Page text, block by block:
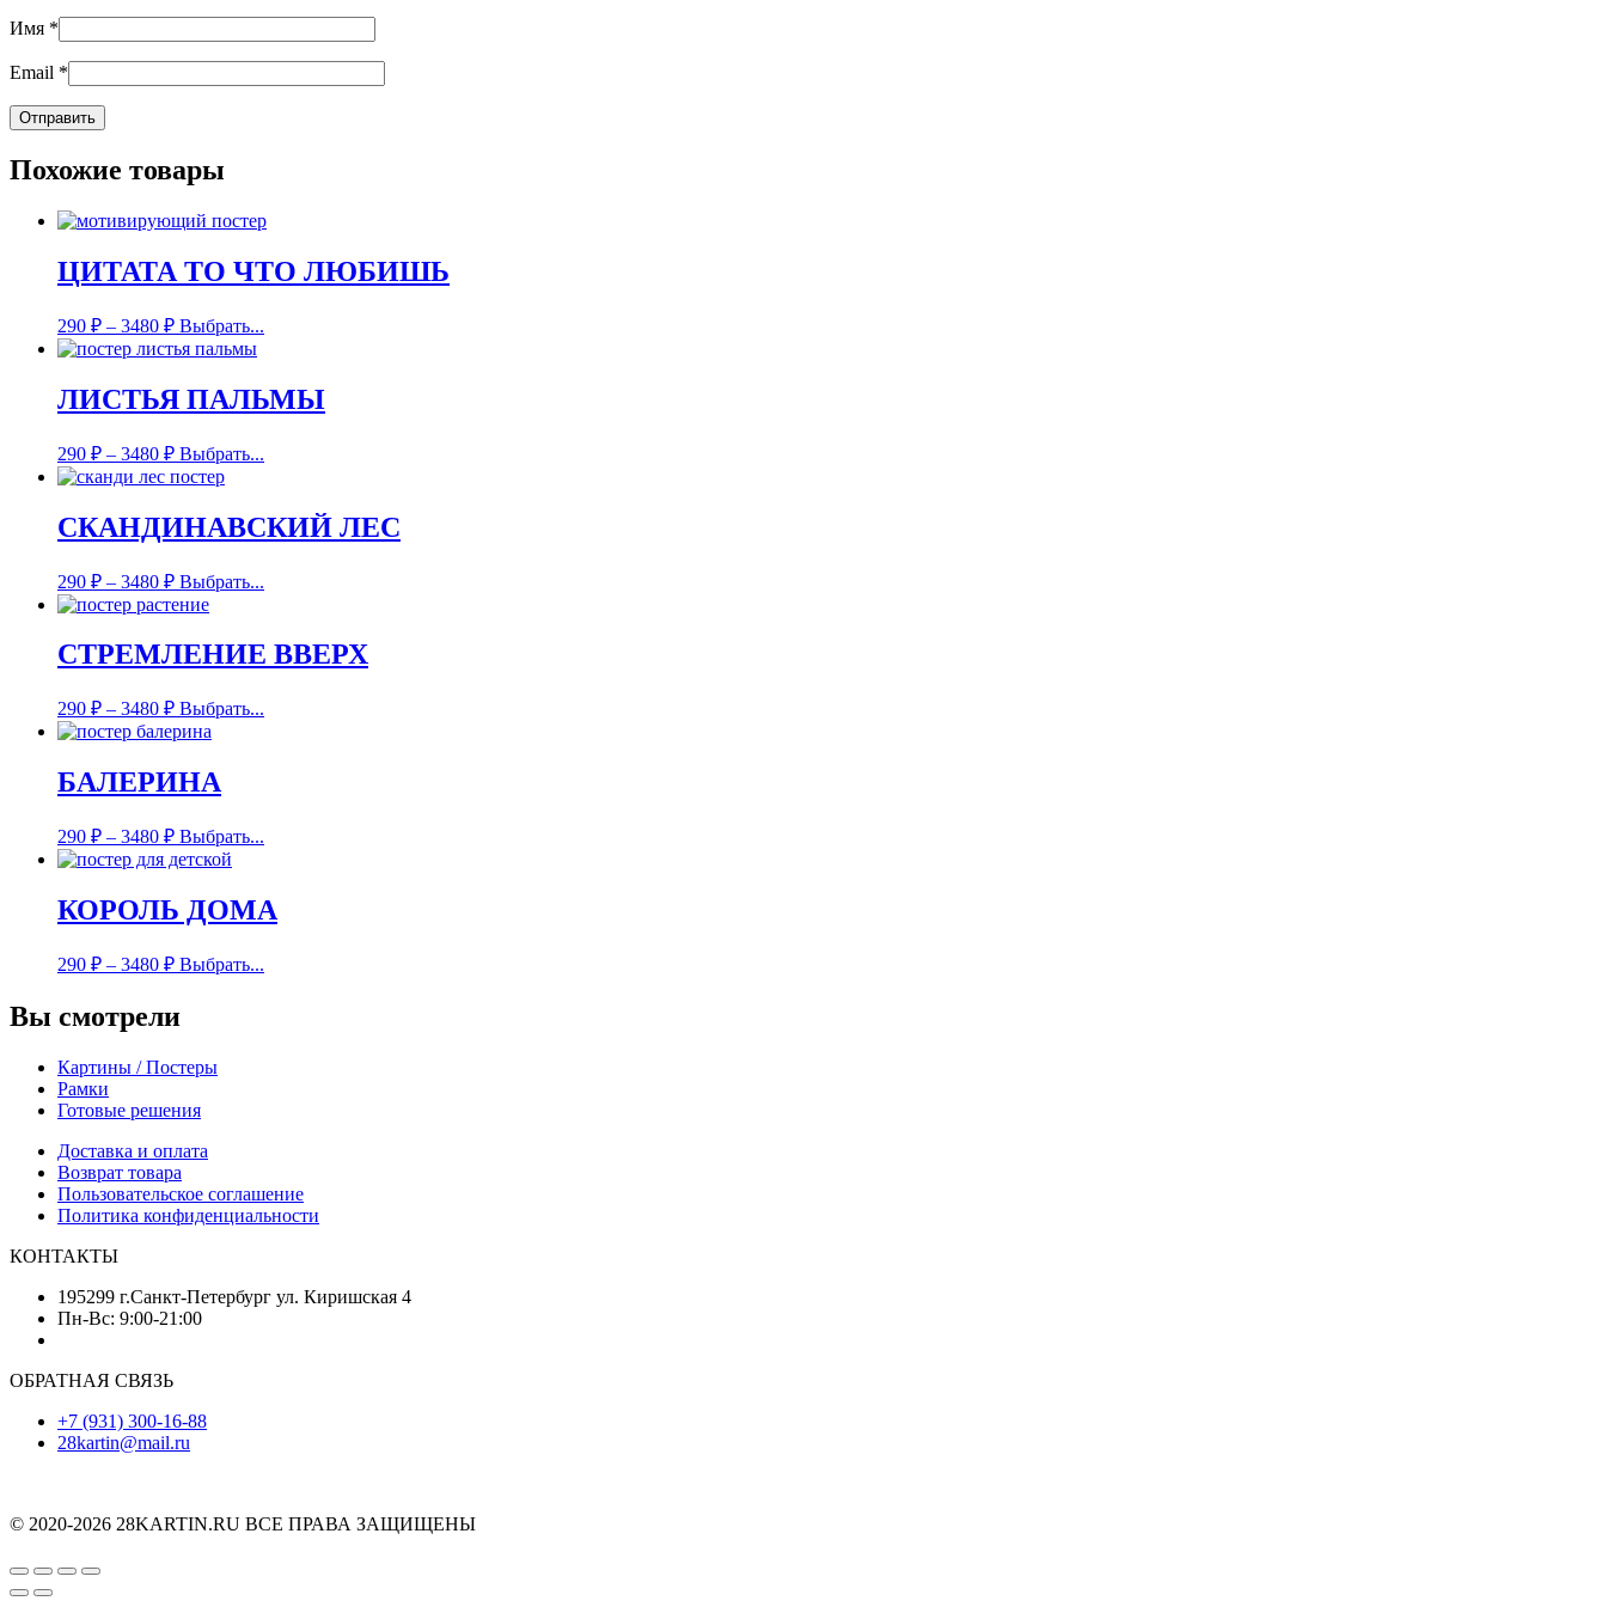
Имя *
Email *
Похожие товары
ЦИТАТА ТО ЧТО ЛЮБИШЬ
290 ₽ – 3480 ₽ Выбрать...
ЛИСТЬЯ ПАЛЬМЫ
290 ₽ – 3480 ₽ Выбрать...
СКАНДИНАВСКИЙ ЛЕС
290 ₽ – 3480 ₽ Выбрать...
СТРЕМЛЕНИЕ ВВЕРХ
290 ₽ – 3480 ₽ Выбрать...
БАЛЕРИНА
290 ₽ – 3480 ₽ Выбрать...
КОРОЛЬ ДОМА
290 ₽ – 3480 ₽ Выбрать...
Вы смотрели
Картины / Постеры
Рамки
Готовые решения
Доставка и оплата
Возврат товара
Пользовательское соглашение
Политика конфиденциальности
КОНТАКТЫ
195299 г.Санкт-Петербург ул. Киришская 4
Пн-Вс: 9:00-21:00
ОБРАТНАЯ СВЯЗЬ
+7 (931) 300-16-88
28kartin@mail.ru
© 2020-2026 28KARTIN.RU ВСЕ ПРАВА ЗАЩИЩЕНЫ